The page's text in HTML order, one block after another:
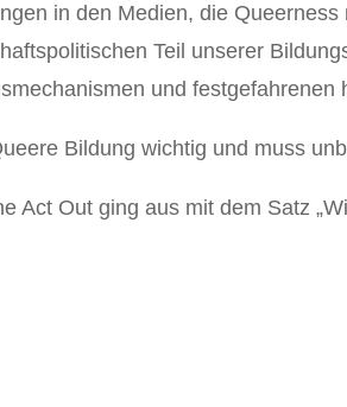
in den Medien, die
Teil unserer
und
Bildung wichtig und muss
Act Out ging aus mit dem Satz